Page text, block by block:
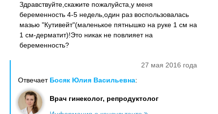
Здравствуйте,скажите пожалуйста,у меня
беременность 4-5 недель,один раз воспользовалась
мазью "Кутивейт"(маленькое пятнышко на руке 1 см на
1 см-дерматит)!Это никак не повлияет на
беременность?
27 мая 2016 года
Отвечает Босяк Юлия Васильевна:
Врач гинеколог, репродуктолог